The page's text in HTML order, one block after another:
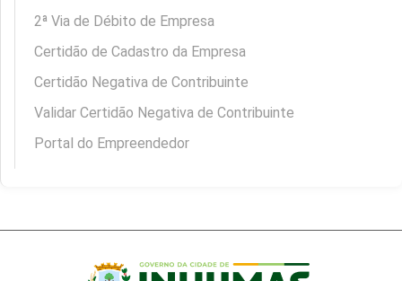
2ª Via de Débito de Empresa
Certidão de Cadastro da Empresa
Certidão Negativa de Contribuinte
Validar Certidão Negativa de Contribuinte
Portal do Empreendedor